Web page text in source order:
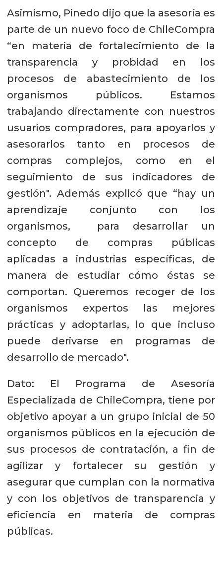
Asimismo, Pinedo dijo que la asesoría es
parte de un nuevo foco de ChileCompra
“en materia de fortalecimiento de la
transparencia y probidad en los
procesos de abastecimiento de los
organismos públicos. Estamos
trabajando directamente con nuestros
usuarios compradores, para apoyarlos y
asesorarlos tanto en procesos de
compras complejos, como en el
seguimiento de sus indicadores de
gestión". Además explicó que “hay un
aprendizaje conjunto con los
organismos, para desarrollar un
concepto de compras públicas
aplicadas a industrias específicas, de
manera de estudiar cómo éstas se
comportan. Queremos recoger de los
organismos expertos las mejores
prácticas y adoptarlas, lo que incluso
puede derivarse en programas de
desarrollo de mercado".
Dato: El Programa de Asesoría
Especializada de ChileCompra, tiene por
objetivo apoyar a un grupo inicial de 50
organismos públicos en la ejecución de
sus procesos de contratación, a fin de
agilizar y fortalecer su gestión y
asegurar que cumplan con la normativa
y con los objetivos de transparencia y
eficiencia en materia de compras
públicas.